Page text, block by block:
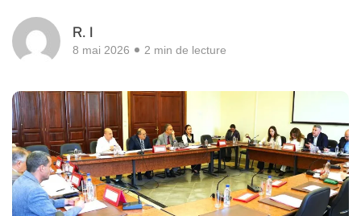
R. I
8 mai 2026 2 min de lecture